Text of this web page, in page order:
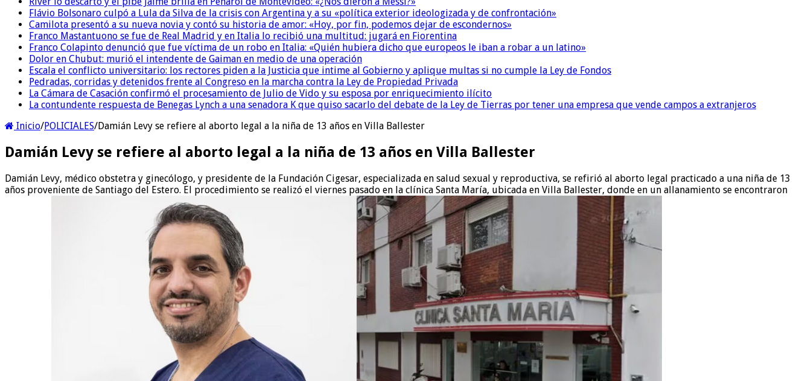
Flávio Bolsonaro culpó a Lula da Silva de la crisis con Argentina y a su «política exterior ideologizada y de confrontación»
Camilota presentó a su nueva novia y contó su historia de amor: «Hoy, por fin, podemos dejar de escondernos»
Franco Mastantuono se fue de Real Madrid y en Italia lo recibió una multitud: jugará en Fiorentina
Franco Colapinto denunció que fue víctima de un robo en Italia: «Quién hubiera dicho que europeos le iban a robar a un latino»
Dolor en Chubut: murió el intendente de Gaiman en medio de una operación
Escala el conflicto universitario: los rectores piden a la Justicia que intime al Gobierno y aplique multas si no cumple la Ley de Fondos
Pedradas, corridas y detenidos frente al Congreso en la marcha contra la Ley de Propiedad Privada
La Cámara de Casación confirmó el procesamiento de Julio de Vido y su esposa por enriquecimiento ilícito
La contundente respuesta de Benegas Lynch a una senadora K que quiso sacarlo del debate de la Ley de Tierras por tener una empresa que vende campos a extranjeros
Inicio/POLICIALES/Damián Levy se refiere al aborto legal a la niña de 13 años en Villa Ballester
Damián Levy se refiere al aborto legal a la niña de 13 años en Villa Ballester
Damián Levy, médico obstetra y ginecólogo, y presidente de la Fundación Cigesar, especializada en salud sexual y reproductiva, se refirió al aborto legal practicado a una niña de 13
años proveniente de Santiago del Estero. El procedimiento se realizó el viernes pasado en la clínica Santa María, ubicada en Villa Ballester, donde en un allanamiento se encontraron